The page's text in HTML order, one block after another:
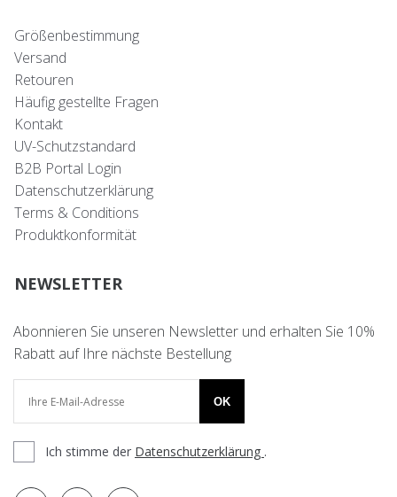
Größenbestimmung
Versand
Retouren
Häufig gestellte Fragen
Kontakt
UV-Schutzstandard
B2B Portal Login
Datenschutzerklärung
Terms & Conditions
Produktkonformität
NEWSLETTER
Abonnieren Sie unseren Newsletter und erhalten Sie 10%
Rabatt auf Ihre nächste Bestellung
OK
Ich stimme der Datenschutzerklärung .